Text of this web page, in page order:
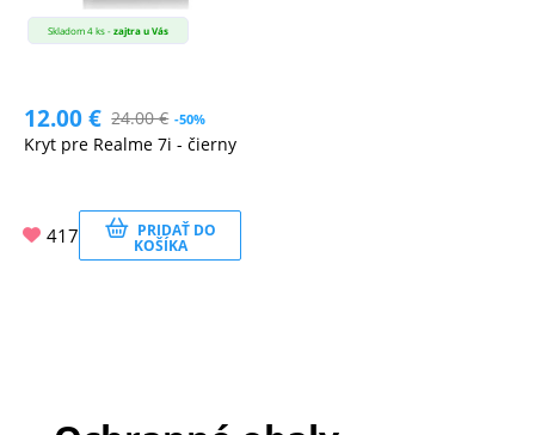
Skladom 4 ks -zajtra u Vás
12.00€ 24.00€ -50%
Kryt pre Realme 7i - čierny
417 PRIDAŤ DO
KOŠÍKA